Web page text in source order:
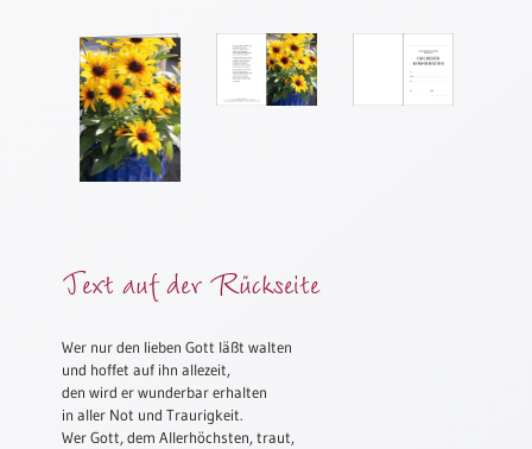
Gedichte
Psalmen
Gebete
Trauer
Taufe
Schulanfang
Text auf der Rückseite
Wer nur den lieben Gott läßt walten
und hoffet auf ihn allezeit,
den wird er wunderbar erhalten
in aller Not und Traurigkeit.
Wer Gott, dem Allerhöchsten, traut,